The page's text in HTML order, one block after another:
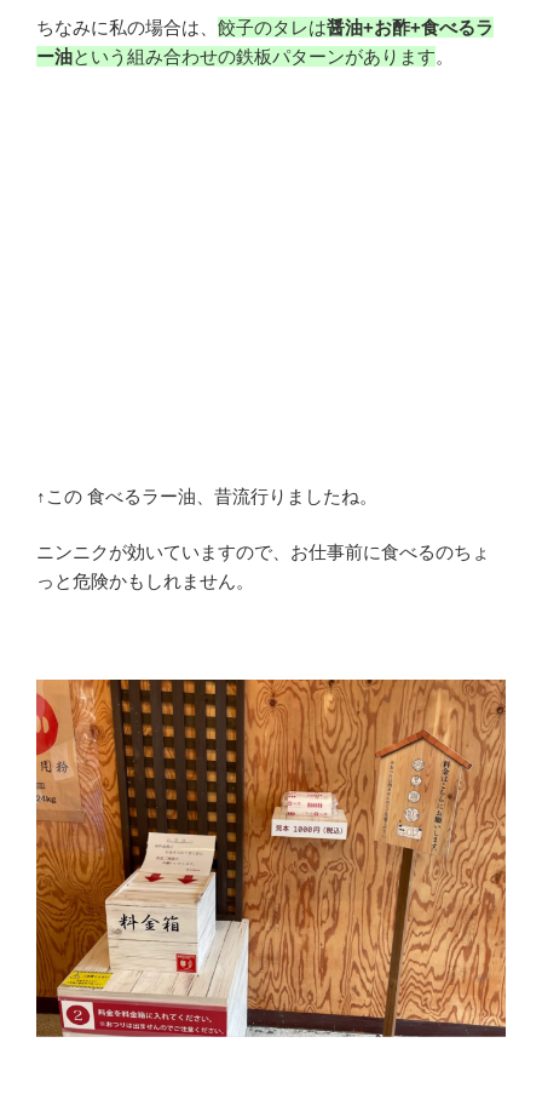
ちなみに私の場合は、 餃子のタレは醤油+お酢+食べるラ
ー油という組み合わせの鉄板パターンがあります。
↑この 食べるラー油、昔流行りましたね。
ニンニクが効いていますので、お仕事前に食べるのちょ
っと危険かもしれません。